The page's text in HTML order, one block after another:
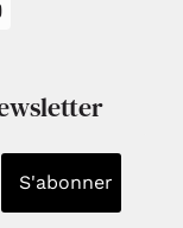
S'abonner